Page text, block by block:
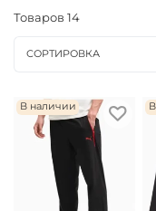
Товаров 14
СОРТИРОВКА
В наличии